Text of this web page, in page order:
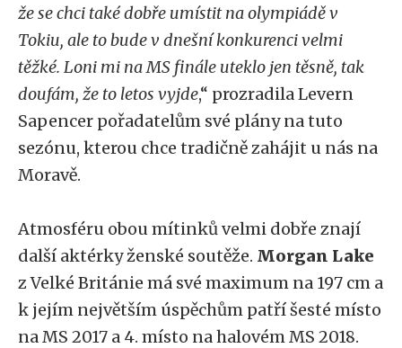
že se chci také dobře umístit na olympiádě v
Tokiu, ale to bude v dnešní konkurenci velmi
těžké. Loni mi na MS finále uteklo jen těsně, tak
doufám, že to letos vyjde,“ prozradila Levern
Sapencer pořadatelům své plány na tuto
sezónu, kterou chce tradičně zahájit u nás na
Moravě.
Atmosféru obou mítinků velmi dobře znají
další aktérky ženské soutěže. Morgan Lake
z Velké Británie má své maximum na 197 cm a
k jejím největším úspěchům patří šesté místo
na MS 2017 a 4. místo na halovém MS 2018.